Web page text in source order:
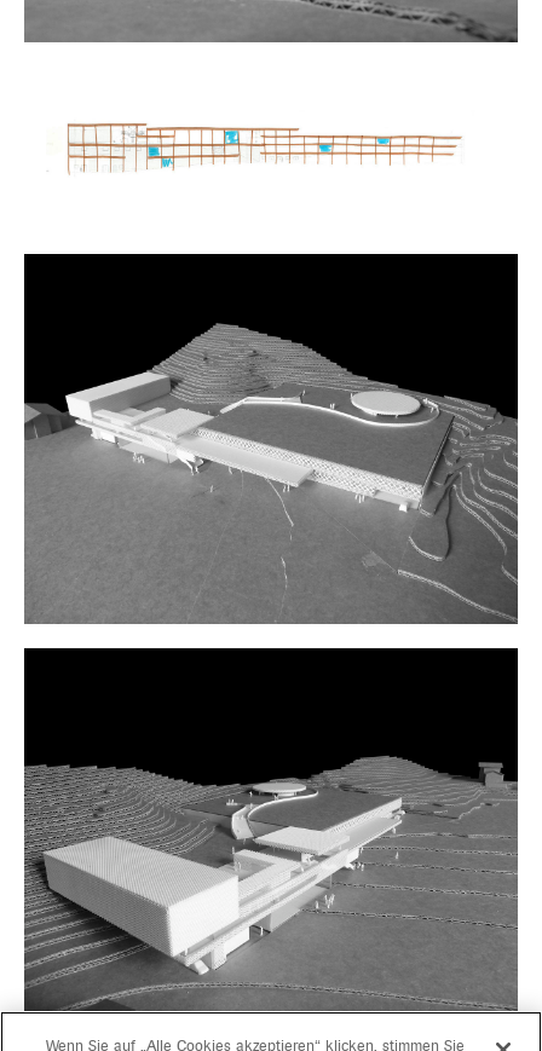
Wenn Sie auf „Alle Cookies akzeptieren“ klicken, stimmen Sie